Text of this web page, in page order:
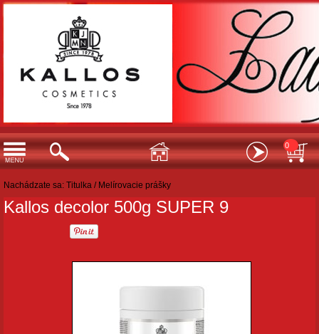
0
Nachádzate sa: Titulka / Melírovacie prášky
Kallos decolor 500g SUPER 9